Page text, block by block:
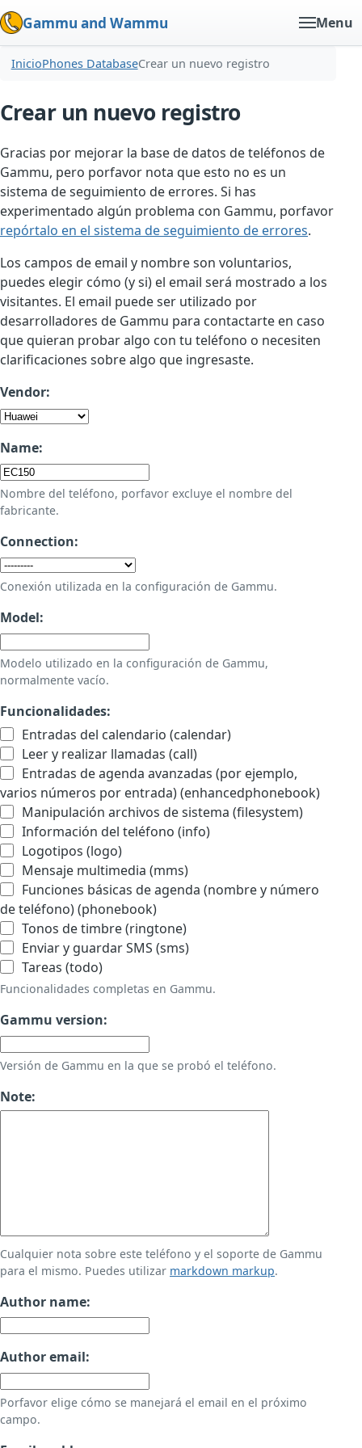
Gammu and Wammu Menu
InicioPhones DatabaseCrear un nuevo registro
Crear un nuevo registro
Gracias por mejorar la base de datos de teléfonos de
Gammu, pero porfavor nota que esto no es un
sistema de seguimiento de errores. Si has
experimentado algún problema con Gammu, porfavor
repórtalo en el sistema de seguimiento de errores.
Los campos de email y nombre son voluntarios,
puedes elegir cómo (y si) el email será mostrado a los
visitantes. El email puede ser utilizado por
desarrolladores de Gammu para contactarte en caso
que quieran probar algo con tu teléfono o necesiten
clarificaciones sobre algo que ingresaste.
Vendor:
Name:
Nombre del teléfono, porfavor excluye el nombre del
fabricante.
Connection:
Conexión utilizada en la configuración de Gammu.
Model:
Modelo utilizado en la configuración de Gammu,
normalmente vacío.
Funcionalidades:
Entradas del calendario (calendar)
Leer y realizar llamadas (call)
Entradas de agenda avanzadas (por ejemplo,
varios números por entrada) (enhancedphonebook)
Manipulación archivos de sistema (filesystem)
Información del teléfono (info)
Logotipos (logo)
Mensaje multimedia (mms)
Funciones básicas de agenda (nombre y número
de teléfono) (phonebook)
Tonos de timbre (ringtone)
Enviar y guardar SMS (sms)
Tareas (todo)
Funcionalidades completas en Gammu.
Gammu version:
Versión de Gammu en la que se probó el teléfono.
Note:
Cualquier nota sobre este teléfono y el soporte de Gammu
para el mismo. Puedes utilizar markdown markup.
Author name:
Author email:
Porfavor elige cómo se manejará el email en el próximo
campo.